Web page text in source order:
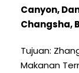
Canyon,
Changsha,
Tujuan:
Makanan